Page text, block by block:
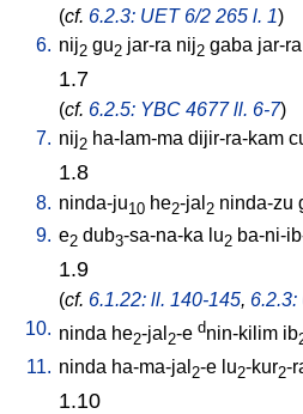
(cf. 6.2.3: UET 6/2 265 l. 1)
6. nij2 gu2 jar-ra nij2 gaba jar-ra
1.7
(cf. 6.2.5: YBC 4677 ll. 6-7)
7. nij2 ha-lam-ma dijir-ra-kam
1.8
8. ninda-ju10 he2-jal 2 ninda-zu
9. e2 dub3-sa-na-ka lu2 ba-ni-
1.9
(cf. 6.1.22: ll. 140-145, 6.2.3:
10. ninda he2-jal 2-e dnin-kilim ib
11. ninda ha-ma-jal 2-e lu2-kur2-
1.10